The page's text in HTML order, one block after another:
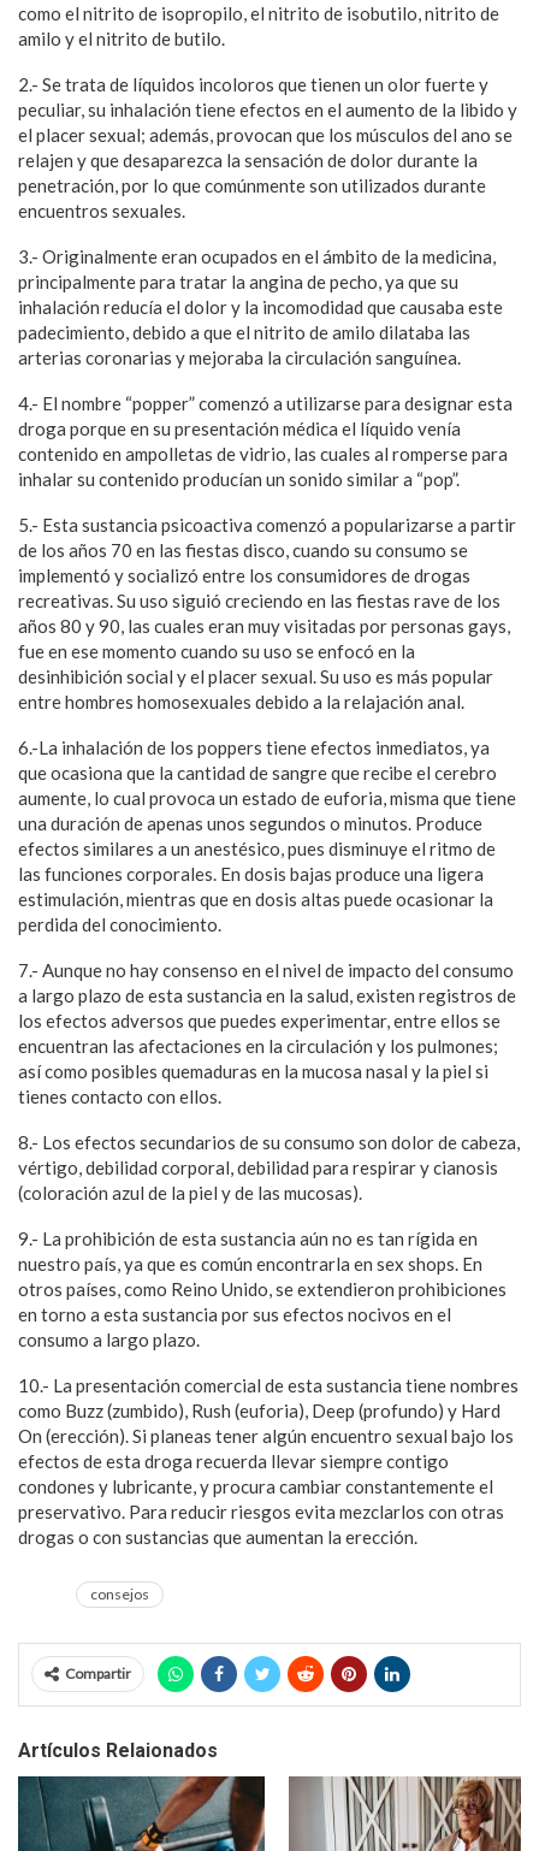
como el nitrito de isopropilo, el nitrito de isobutilo, nitrito de
amilo y el nitrito de butilo.
2.- Se trata de líquidos incoloros que tienen un olor fuerte y
peculiar, su inhalación tiene efectos en el aumento de la libido y
el placer sexual; además, provocan que los músculos del ano se
relajen y que desaparezca la sensación de dolor durante la
penetración, por lo que comúnmente son utilizados durante
encuentros sexuales.
3.- Originalmente eran ocupados en el ámbito de la medicina,
principalmente para tratar la angina de pecho, ya que su
inhalación reducía el dolor y la incomodidad que causaba este
padecimiento, debido a que el nitrito de amilo dilataba las
arterias coronarias y mejoraba la circulación sanguínea.
4.- El nombre “popper” comenzó a utilizarse para designar esta
droga porque en su presentación médica el líquido venía
contenido en ampolletas de vidrio, las cuales al romperse para
inhalar su contenido producían un sonido similar a “pop”.
5.- Esta sustancia psicoactiva comenzó a popularizarse a partir
de los años 70 en las fiestas disco, cuando su consumo se
implementó y socializó entre los consumidores de drogas
recreativas. Su uso siguió creciendo en las fiestas rave de los
años 80 y 90, las cuales eran muy visitadas por personas gays,
fue en ese momento cuando su uso se enfocó en la
desinhibición social y el placer sexual. Su uso es más popular
entre hombres homosexuales debido a la relajación anal.
6.-La inhalación de los poppers tiene efectos inmediatos, ya
que ocasiona que la cantidad de sangre que recibe el cerebro
aumente, lo cual provoca un estado de euforia, misma que tiene
una duración de apenas unos segundos o minutos. Produce
efectos similares a un anestésico, pues disminuye el ritmo de
las funciones corporales. En dosis bajas produce una ligera
estimulación, mientras que en dosis altas puede ocasionar la
perdida del conocimiento.
7.- Aunque no hay consenso en el nivel de impacto del consumo
a largo plazo de esta sustancia en la salud, existen registros de
los efectos adversos que puedes experimentar, entre ellos se
encuentran las afectaciones en la circulación y los pulmones;
así como posibles quemaduras en la mucosa nasal y la piel si
tienes contacto con ellos.
8.- Los efectos secundarios de su consumo son dolor de cabeza,
vértigo, debilidad corporal, debilidad para respirar y cianosis
(coloración azul de la piel y de las mucosas).
9.- La prohibición de esta sustancia aún no es tan rígida en
nuestro país, ya que es común encontrarla en sex shops. En
otros países, como Reino Unido, se extendieron prohibiciones
en torno a esta sustancia por sus efectos nocivos en el
consumo a largo plazo.
10.- La presentación comercial de esta sustancia tiene nombres
como Buzz (zumbido), Rush (euforia), Deep (profundo) y Hard
On (erección). Si planeas tener algún encuentro sexual bajo los
efectos de esta droga recuerda llevar siempre contigo
condones y lubricante, y procura cambiar constantemente el
preservativo. Para reducir riesgos evita mezclarlos con otras
drogas o con sustancias que aumentan la erección.
consejos
Compartir
Artículos Relaionados